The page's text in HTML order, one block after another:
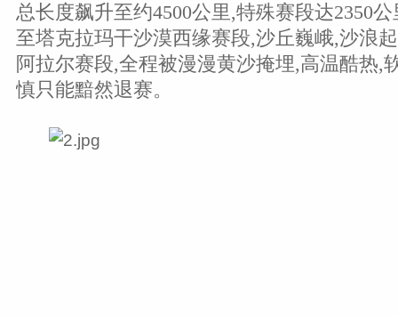
总长度飙升至约4500公里,特殊赛段达2350
至塔克拉玛干沙漠西缘赛段,沙丘巍峨,沙浪
阿拉尔赛段,全程被漫漫黄沙掩埋,高温酷热,
慎只能黯然退赛。